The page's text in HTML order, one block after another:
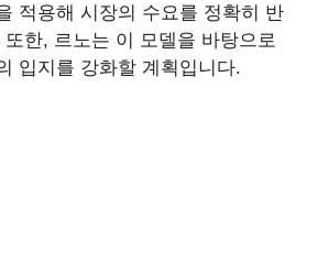
적용해 시장의 수요를 정확히 반
한, 르노는 이 모델을 바탕으로
입지를 강화할 계획입니다.